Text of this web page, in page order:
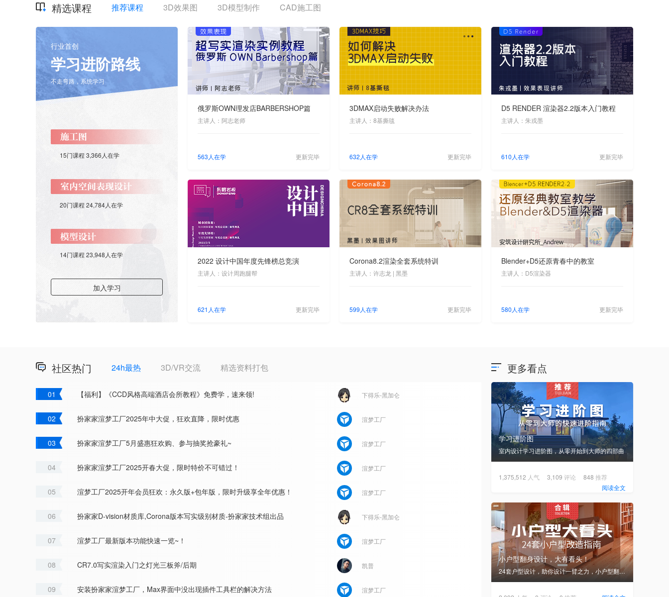
精选课程 推荐课程 3D效果图 3D模型制作 CAD施工图
行业首创
学习进阶路线
不走弯路，系统学习
15门课程 3,366人在学
20门课程 24,784人在学
14门课程 23,948人在学
加入学习
俄罗斯OWN理发店BARBERSHOP篇
主讲人：阿志老师
563人在学 更新完毕
3DMAX启动失败解决办法
主讲人：8基撕毯
632人在学 更新完毕
D5 RENDER 渲染器2.2版本入门教程
主讲人：朱戎墨
610人在学 更新完毕
2022 设计中国年度先锋榜总竞演
主讲人：设计周跑腿帮
621人在学 更新完毕
Corona8.2渲染全套系统特训
主讲人：许志龙 | 黑墨
599人在学 更新完毕
Blender+D5还原青春中的教室
主讲人：D5渲染器
580人在学 更新完毕
社区热门 24h最热 3D/VR交流 精选资料打包
【福利】《CCD风格高端酒店会所教程》免费学，速来领! 下得乐-黑加仑
扮家家渲梦工厂2025年中大促，狂欢直降，限时优惠 渲梦工厂
扮家家渲梦工厂5月盛惠狂欢购、参与抽奖抢豪礼~ 渲梦工厂
扮家家渲梦工厂2025开春大促，限时特价不可错过！ 渲梦工厂
渲梦工厂2025开年会员狂欢：永久版+包年版，限时升级享全年优惠！ 渲梦工厂
扮家家D-vision材质库,Corona版本写实级别材质-扮家家技术组出品 下得乐-黑加仑
渲梦工厂最新版本功能快速一览~！ 渲梦工厂
CR7.0写实渲染入门之灯光三板斧/后期 凯普
安装扮家家渲梦工厂，Max界面中没出现插件工具栏的解决方法 渲梦工厂
更多看点
学习进阶图
室内设计学习进阶图，从零开始到大师的四部曲
1,375,512 人气 3,109 评论 848 推荐
阅读全文
小户型翻身设计，大有看头！
24套户型设计，助你设计一臂之力，小户型翻身设计，大有看头！